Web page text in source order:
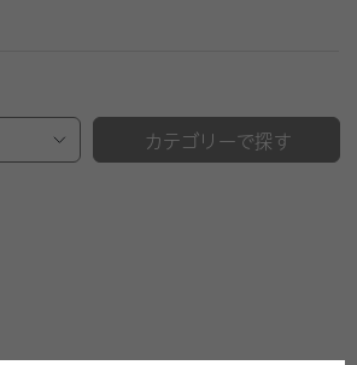
カテゴリーで探す